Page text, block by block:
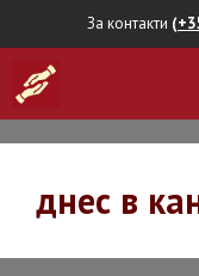
to
content
За контакти
днес в